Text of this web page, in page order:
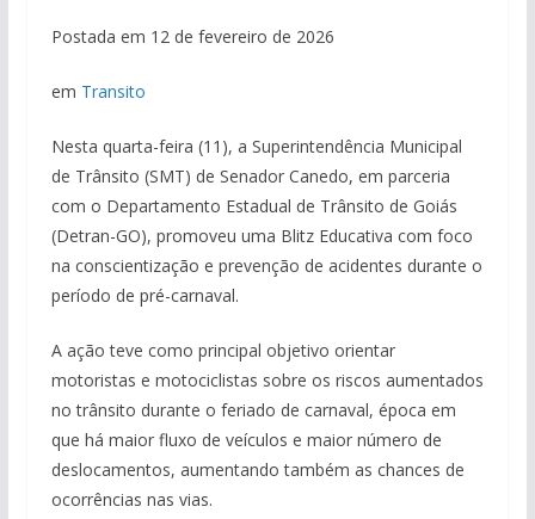
Postada em 12 de fevereiro de 2026
em Transito
Nesta quarta-feira (11), a Superintendência Municipal
de Trânsito (SMT) de Senador Canedo, em parceria
com o Departamento Estadual de Trânsito de Goiás
(Detran-GO), promoveu uma Blitz Educativa com foco
na conscientização e prevenção de acidentes durante o
período de pré-carnaval.
A ação teve como principal objetivo orientar
motoristas e motociclistas sobre os riscos aumentados
no trânsito durante o feriado de carnaval, época em
que há maior fluxo de veículos e maior número de
deslocamentos, aumentando também as chances de
ocorrências nas vias.